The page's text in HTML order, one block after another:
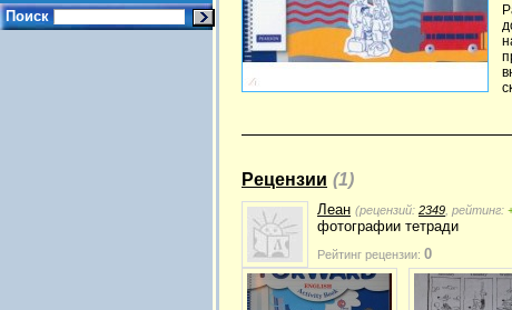
Поиск
Рецензии (1)
Леан (рецензий: 2349 , рейтинг:
фотографии тетради
Рейтинг рецензии: 0